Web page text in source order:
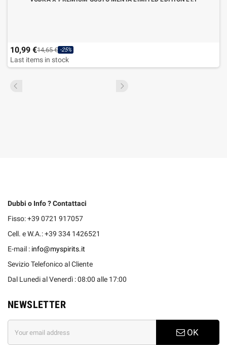
10,99 €14,65 € -25%
Last items in stock
Dubbi o Info ? Contattaci
Fisso: +39 0721 917057
Cell. e W.A.: +39 334 1426521
E-mail : info@myspirits.it
Sevizio Telefonico al Cliente
Dal Lunedi al Venerdì : 08:00 alle 17:00
NEWSLETTER
OK